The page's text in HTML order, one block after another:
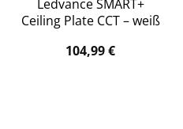
Ledvance SMART+
Ceiling Plate CCT – weiß
104,99€